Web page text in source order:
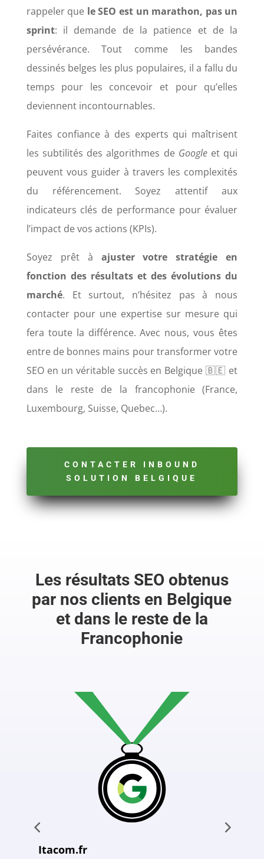
rappeler que le SEO est un marathon, pas un
sprint: il demande de la patience et de la
persévérance. Tout comme les bandes
dessinés belges les plus populaires, il a fallu du
temps pour les concevoir et pour qu’elles
deviennent incontournables.
Faites confiance à des experts qui maîtrisent
les subtilités des algorithmes de Googleet qui
peuvent vous guider à travers les complexités
du référencement. Soyez attentif aux
indicateurs clés de performance pour évaluer
l’impact de vos actions (KPIs).
Soyez prêt à ajuster votre stratégie en
fonction des résultats et des évolutions du
marché. Et surtout, n’hésitez pas à nous
contacter pour une expertise sur mesure qui
fera toute la différence. Avec nous, vous êtes
entre de bonnes mains pour transformer votre
SEO en un véritable succès en Belgique 🇧🇪 et
dans le reste de la francophonie (France,
Luxembourg, Suisse, Quebec…).
CONTACTER INBOUND
SOLUTION BELGIQUE
Les résultats SEO obtenus
par nos clients en Belgique
et dans le reste de la
Francophonie
Itacom.fr